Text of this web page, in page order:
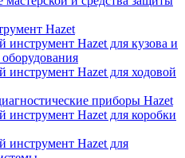
Hazet
инструмент Hazet для кузова и
инструмент Hazet для ходовой
приборы Hazet
инструмент Hazet для коробки
инструмент Hazet для